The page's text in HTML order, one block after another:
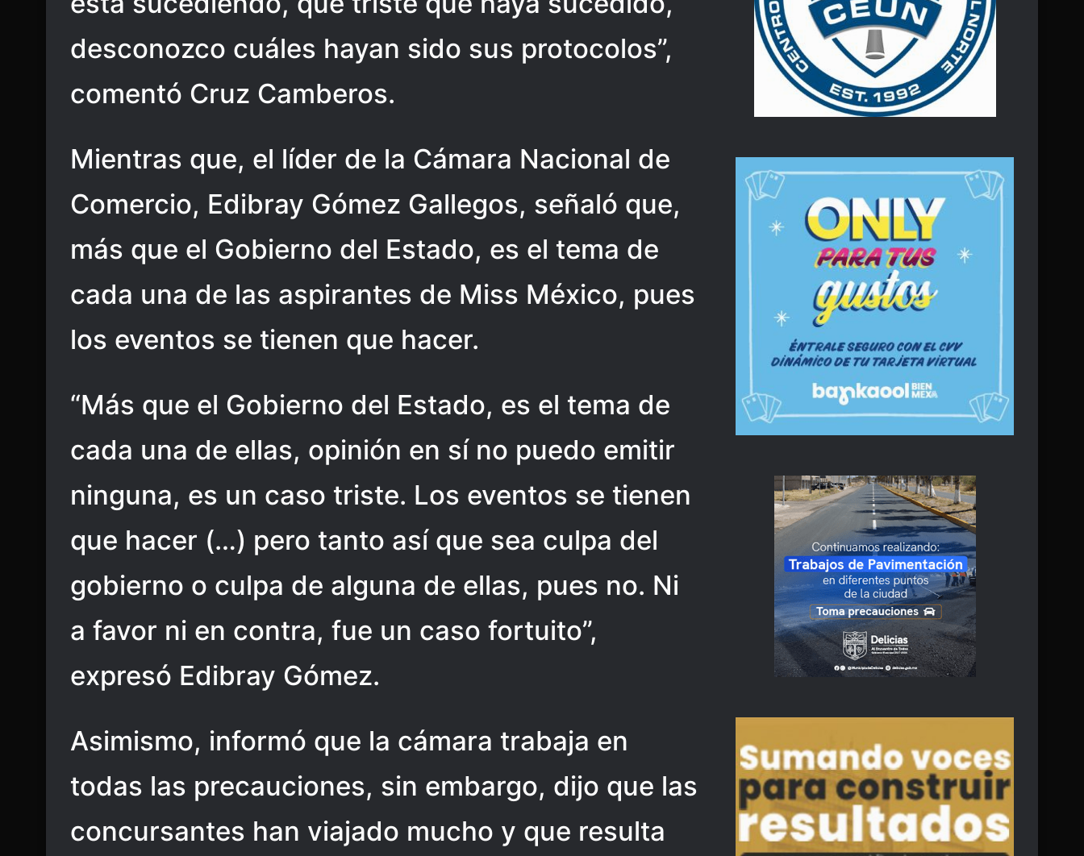
desconozco cuáles hayan sido sus protocolos”,
comentó Cruz Camberos.
Mientras que, el líder de la Cámara Nacional de
Comercio, Edibray Gómez Gallegos, señaló que,
más que el Gobierno del Estado, es el tema de
cada una de las aspirantes de Miss México, pues
los eventos se tienen que hacer.
“Más que el Gobierno del Estado, es el tema de
cada una de ellas, opinión en sí no puedo emitir
ninguna, es un caso triste. Los eventos se tienen
que hacer (…) pero tanto así que sea culpa del
gobierno o culpa de alguna de ellas, pues no. Ni
a favor ni en contra, fue un caso fortuito”,
expresó Edibray Gómez.
Asimismo, informó que la cámara trabaja en
todas las precauciones, sin embargo, dijo que las
concursantes han viajado mucho y que resulta